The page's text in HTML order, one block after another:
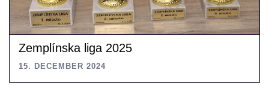
Zemplínska liga 2025
15. DECEMBER 2024